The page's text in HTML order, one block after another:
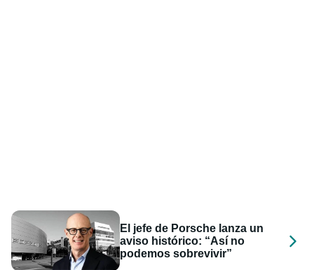
El jefe de Porsche lanza un
aviso histórico: “Así no
podemos sobrevivir”